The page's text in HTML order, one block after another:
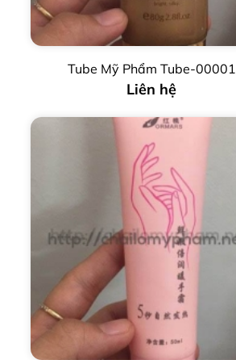
Tube Mỹ Phẩm Tube-00001
Liên hệ